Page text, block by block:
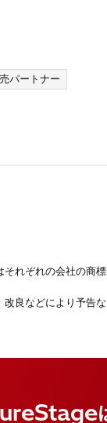
パートナー
それぞれの会社の商
改良などにより予告